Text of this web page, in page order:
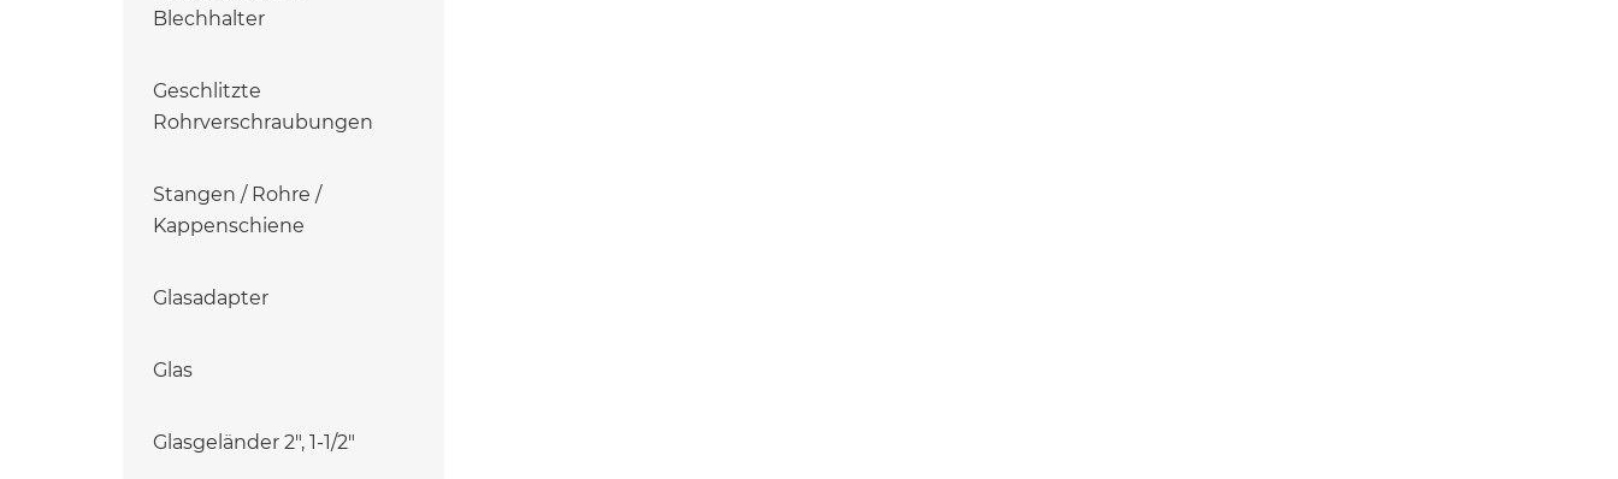
Blechhalter
Geschlitzte
Rohrverschraubungen
Stangen / Rohre /
Kappenschiene
Glasadapter
Glas
Glasgeländer 2", 1-1/2"